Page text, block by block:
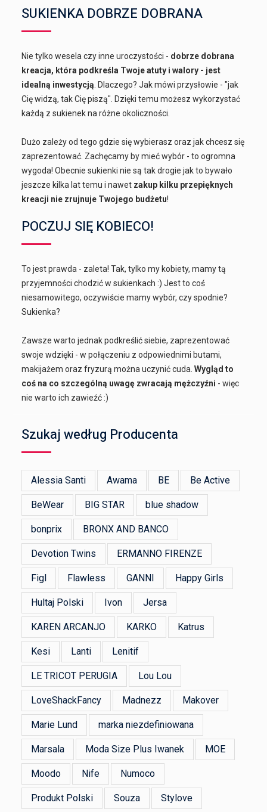
SUKIENKA DOBRZE DOBRANA
Nie tylko wesela czy inne uroczystości - dobrze dobrana
kreacja, która podkreśla Twoje atuty i walory - jest
idealną inwestycją . Dlaczego? Jak mówi przysłowie - "jak
Cię widzą, tak Cię piszą". Dzięki temu możesz wykorzystać
każdą z sukienek na różne okoliczności.
Dużo zależy od tego gdzie się wybierasz oraz jak chcesz się
zaprezentować. Zachęcamy by mieć wybór - to ogromna
wygoda! Obecnie sukienki nie są tak drogie jak to bywało
jeszcze kilka lat temu i nawet zakup kilku przepięknych
kreacji nie zrujnuje Twojego budżetu!
POCZUJ SIĘ KOBIECO!
To jest prawda - zaleta! Tak, tylko my kobiety, mamy tą
przyjemności chodzić w sukienkach :) Jest to coś
niesamowitego, oczywiście mamy wybór, czy spodnie?
Sukienka?
Zawsze warto jednak podkreślić siebie, zaprezentować
swoje wdzięki - w połączeniu z odpowiednimi butami,
makijażem oraz fryzurą można uczynić cuda.Wygląd to
coś na co szczególną uwagę zwracają mężczyźni - więc
nie warto ich zawieźć :)
Szukaj według Producenta
Alessia Santi Awama BE Be Active
BeWear BIG STAR blue shadow
bonprix BRONX AND BANCO
Devotion Twins ERMANNO FIRENZE
Figl Flawless GANNI Happy Girls
Hultaj Polski Ivon Jersa
KAREN ARCANJO KARKO Katrus
Kesi Lanti Lenitif
LE TRICOT PERUGIA Lou Lou
LoveShackFancy Madnezz Makover
Marie Lund marka niezdefiniowana
Marsala Moda Size Plus Iwanek MOE
Moodo Nife Numoco
Produkt Polski Souza Stylove